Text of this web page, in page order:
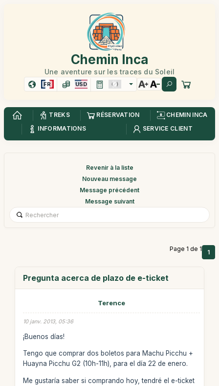
Chemin Inca
Une aventure sur les traces du Soleil
FR USD
TREKS RÉSERVATION
CHEMIN INCA
INFORMATIONS
SERVICE CLIENT
Revenir à la liste
Nouveau message
Message précédent
Message suivant
Page 1 de 1 1
Pregunta acerca de plazo de e-ticket
Terence
10 janv. 2013, 05:36
¡Buenos días!
Tengo que comprar dos boletos para Machu Picchu +
Huayna Picchu G2 (10h-11h), para el día 22 de enero.
Me gustaría saber si comprando hoy, tendré el e-ticket